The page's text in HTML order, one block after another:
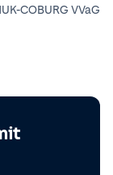
COBURG VVaG